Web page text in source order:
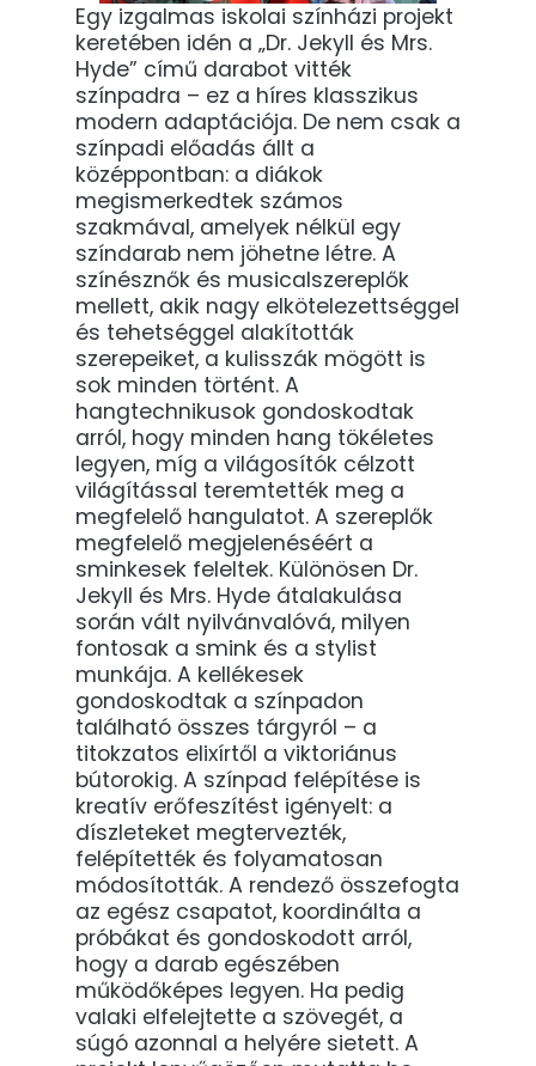
Egy izgalmas iskolai színházi projekt
keretében idén a „Dr. Jekyll és Mrs.
Hyde” című darabot vitték
színpadra – ez a híres klasszikus
modern adaptációja. De nem csak a
színpadi előadás állt a
középpontban: a diákok
megismerkedtek számos
szakmával, amelyek nélkül egy
színdarab nem jöhetne létre. A
színésznők és musicalszereplők
mellett, akik nagy elkötelezettséggel
és tehetséggel alakították
szerepeiket, a kulisszák mögött is
sok minden történt. A
hangtechnikusok gondoskodtak
arról, hogy minden hang tökéletes
legyen, míg a világosítók célzott
világítással teremtették meg a
megfelelő hangulatot. A szereplők
megfelelő megjelenéséért a
sminkesek feleltek. Különösen Dr.
Jekyll és Mrs. Hyde átalakulása
során vált nyilvánvalóvá, milyen
fontosak a smink és a stylist
munkája. A kellékesek
gondoskodtak a színpadon
található összes tárgyról – a
titokzatos elixírtől a viktoriánus
bútorokig. A színpad felépítése is
kreatív erőfeszítést igényelt: a
díszleteket megtervezték,
felépítették és folyamatosan
módosították. A rendező összefogta
az egész csapatot, koordinálta a
próbákat és gondoskodott arról,
hogy a darab egészében
működőképes legyen. Ha pedig
valaki elfelejtette a szövegét, a
súgó azonnal a helyére sietett. A